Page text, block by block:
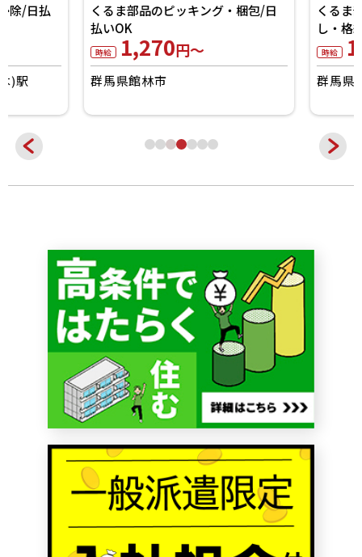
くるま部品のピッキング・梱包/日
1,270円～
群馬県館林市
くるま部品のフォー
し・格納・供給／履
1,500円～
群馬県館林市